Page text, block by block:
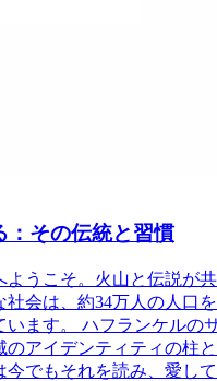
：その伝統と習慣
うこそ。火山と伝説が
会は、約34万人の人口
ます。 ハフランケルの
アイデンティティの柱
でもそれを読み、愛し